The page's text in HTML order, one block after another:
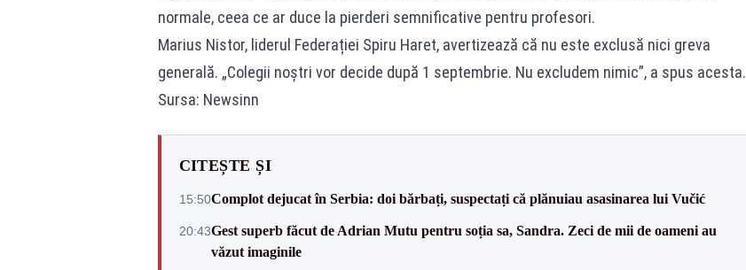
normale, ceea ce ar duce la pierderi semnificative pentru profesori.
Marius Nistor, liderul Federației Spiru Haret, avertizează că nu este exclusă nici greva
generală. „Colegii noștri vor decide după 1 septembrie. Nu excludem nimic”, a spus acesta.
Sursa: Newsinn
CITEȘTE ȘI
15:50Complot dejucat în Serbia: doi bărbați, suspectați că plănuiau asasinarea lui Vučić
20:43Gest superb făcut de Adrian Mutu pentru soția sa, Sandra. Zeci de mii de oameni au
văzut imaginile